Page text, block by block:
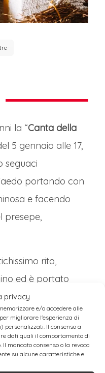
privacy
e/o accedere alle
migliorare l'esperienza di
personalizzati. Il consenso a
dati quali il comportamento di
Il mancato consenso o la revoca
su alcune caratteristiche e
la “Canta della
5 gennaio alle 17,
seguaci
portando con
e facendo
presepe,
rito,
ed è portato
della
, nella quale si
che profuma di